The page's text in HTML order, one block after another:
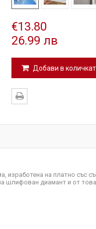
€13.80
26.99 лв
Добави в
изработена на платно със
шлифован диамант и от